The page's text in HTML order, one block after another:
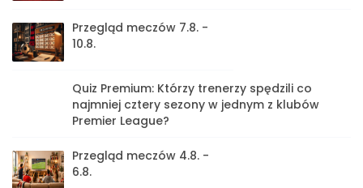
Przegląd meczów 7.8. -
10.8.
Quiz Premium: Którzy trenerzy spędzili co
najmniej cztery sezony w jednym z klubów
Premier League?
Przegląd meczów 4.8. -
6.8.